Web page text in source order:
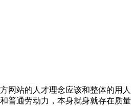
网站的人才理念应该和整体的用人
普通劳动力，本身就身就存在质量